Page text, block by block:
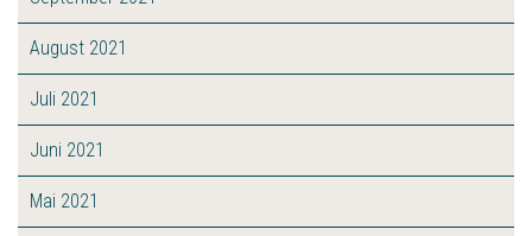
August 2021
Juli 2021
Juni 2021
Mai 2021